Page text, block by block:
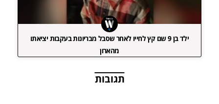
ילד בן 9 שם קץ לחייו לאחר שסבל מבריונות בעקבות יציאתו
מהארון
תגובות